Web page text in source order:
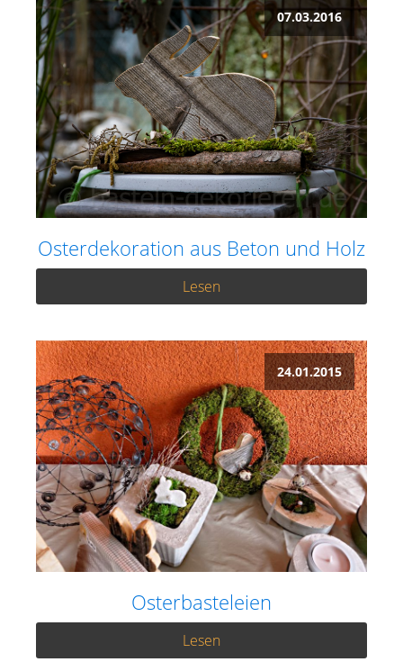
07.03.2016
Osterdekoration aus Beton und Holz
Lesen
24.01.2015
Osterbasteleien
Lesen